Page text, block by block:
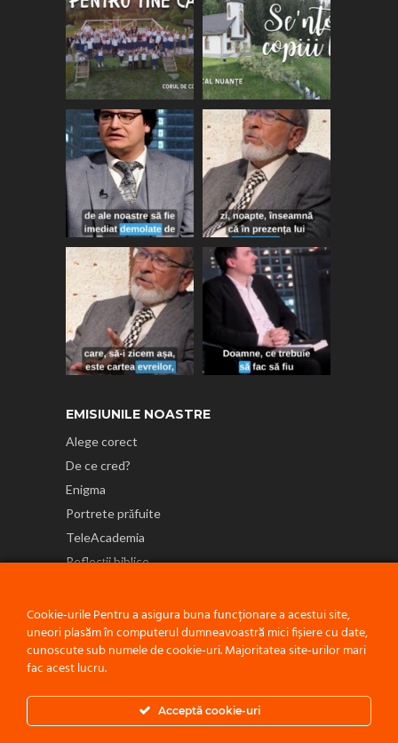
EMISIUNILE NOASTRE
Alege corect
De ce cred?
Enigma
Portrete prăfuite
TeleAcademia
Reflecții biblice
Politică de confidențialitate
Cookie-urile Pentru a asigura buna funcționare a acestui site,
uneori plasăm în computerul dumneavoastră mici fișiere cu date,
cunoscute sub numele de cookie-uri. Majoritatea site-urilor mari
fac acest lucru.
Acceptă cookie-uri